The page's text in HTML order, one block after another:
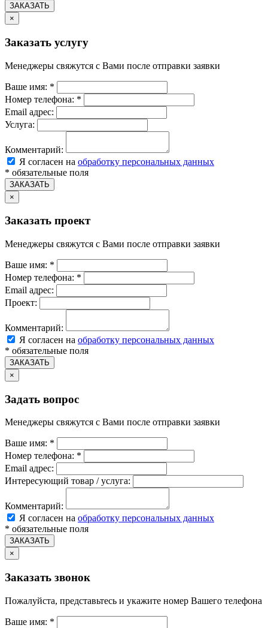
ЗАКАЗАТЬ
×
Заказать услугу
Менеджеры свяжутся с Вами после отправки заявки
Ваше имя: *
Номер телефона: *
Email адрес:
Услуга:
Комментарий:
Я согласен на обработку персональных данных
* обязательные поля
ЗАКАЗАТЬ
×
Заказать проект
Менеджеры свяжутся с Вами после отправки заявки
Ваше имя: *
Номер телефона: *
Email адрес:
Проект:
Комментарий:
Я согласен на обработку персональных данных
* обязательные поля
ЗАКАЗАТЬ
×
Задать вопрос
Менеджеры свяжутся с Вами после отправки заявки
Ваше имя: *
Номер телефона: *
Email адрес:
Интересующий товар / услуга:
Комментарий:
Я согласен на обработку персональных данных
* обязательные поля
ЗАКАЗАТЬ
×
Заказать звонок
Пожалуйста, представьтесь и укажите номер Вашего телефона
Ваше имя: *